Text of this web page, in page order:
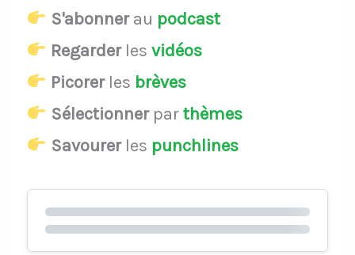
S'abonnerau podcast
Regarderles vidéos
Picorerles brèves
Sélectionnerparthèmes
Savourerles punchlines